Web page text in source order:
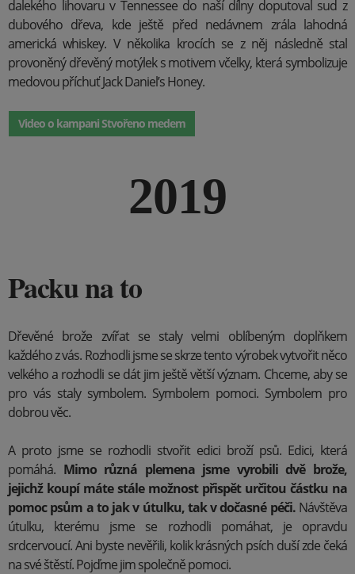
dalekého lihovaru v Tennessee do naší dílny doputoval sud z
dubového dřeva, kde ještě před nedávnem zrála lahodná
americká whiskey. V několika krocích se z něj následně stal
provoněný dřevěný motýlek s motivem včelky, která symbolizuje
medovou příchuť Jack Daniel’s Honey.
Video o kampani Stvořeno medem
2019
Packu na to
Dřevěné brože zvířat se staly velmi oblíbeným doplňkem
každého z vás. Rozhodli jsme se skrze tento výrobek vytvořit něco
velkého a rozhodli se dát jim ještě větší význam. Chceme, aby se
pro vás staly symbolem. Symbolem pomoci. Symbolem pro
dobrou věc.
A proto jsme se rozhodli stvořit edici broží psů. Edici, která
pomáhá. Mimo různá plemena jsme vyrobili dvě brože,
jejichž koupí máte stále možnost přispět určitou částku na
pomoc psům a to jak v útulku, tak v dočasné péči. Návštěva
útulku, kterému jsme se rozhodli pomáhat, je opravdu
srdcervoucí. Ani byste nevěřili, kolik krásných psích duší zde čeká
na své štěstí.Pojďme jim společně pomoci.